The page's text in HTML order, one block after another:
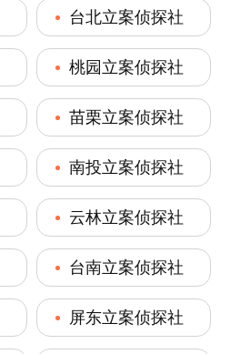
台北立案侦探社
桃园立案侦探社
苗栗立案侦探社
南投立案侦探社
云林立案侦探社
台南立案侦探社
屏东立案侦探社